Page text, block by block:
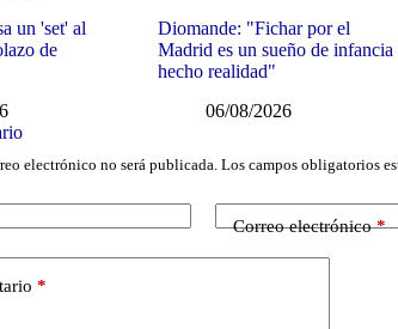
un 'set' al
de
Diomande: "Fichar por el
Madrid es un sueño de infancia
hecho realidad"
06/08/2026
electrónico no será publicada. Los campos obligatorios
Correo electrónico*
*